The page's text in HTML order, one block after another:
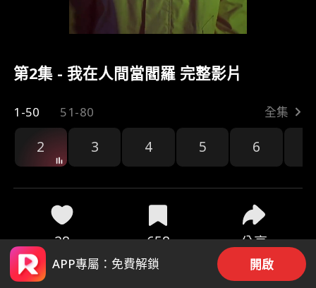
第2集 - 我在人間當閻羅 完整影片
1-50 51-80 全集
2 3 4 5 6
28 658 分享
APP專屬：免費解鎖 開啟